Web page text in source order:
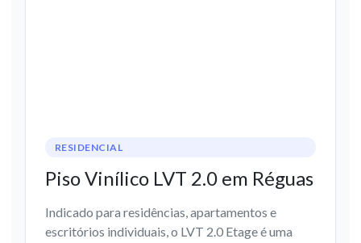
RESIDENCIAL
Piso Vinílico LVT 2.0 em Réguas
Indicado para residências, apartamentos e
escritórios individuais, o LVT 2.0 Etage é uma